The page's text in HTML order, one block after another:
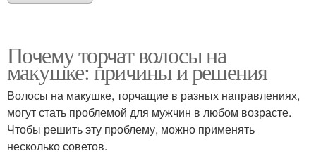
Почему торчат волосы на
макушке: причины и решения
Волосы на макушке, торчащие в разных направлениях,
могут стать проблемой для мужчин в любом возрасте.
Чтобы решить эту проблему, можно применять
несколько советов.